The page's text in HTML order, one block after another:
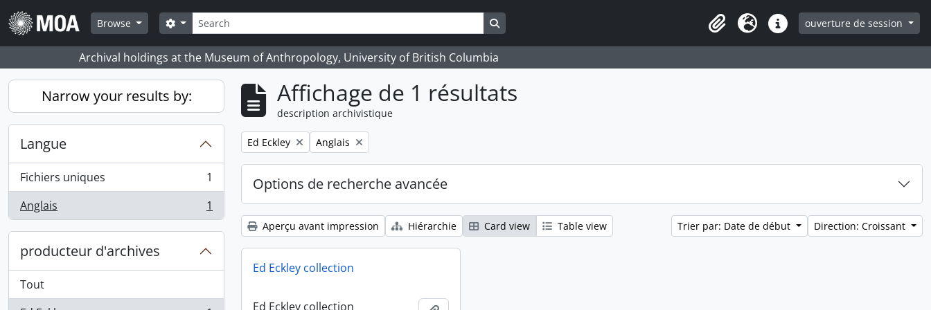
Skip to main content
Browse
Rechercher
Search options Search in browse page
ClipboardLangueLiens rapidesouverture de session
Archival holdings at the Museum of Anthropology, University of British Columbia
Narrow your results by:
Langue
Fichiers uniques
, 1 résultats
1
Anglais
, 1 résultats 1
producteur d'archives
Tout
Affichage de 1 résultats
description archivistique
Remove filter:
Ed Eckley Remove filter:
Anglais
Options de recherche avancée
Aperçu avant impression Hiérarchie Card view Table view Trier par: Date de début Direction: Croissant
Ed Eckley collection
Ed Eckley collection